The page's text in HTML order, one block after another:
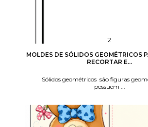
MOLDES DE SÓLIDOS GEOMÉTRICOS
RECORTAR E...
Sólidos geométricos são figuras
possuem ...